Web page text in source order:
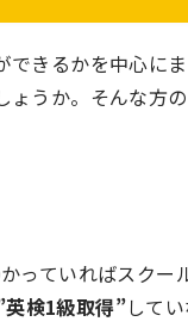
きるかを中心にま
うか。そんな方
っていればスク
検1級取得”して